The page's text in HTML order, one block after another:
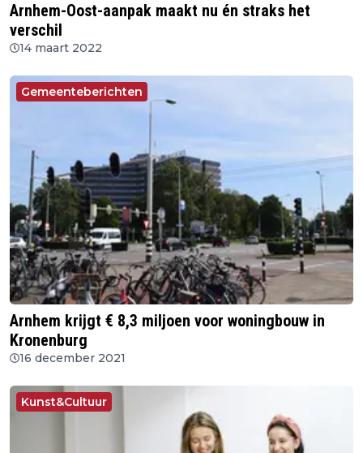
Arnhem-Oost-aanpak maakt nu én straks het
verschil
14 maart 2022
Gemeenteberichten
Arnhem krijgt € 8,3 miljoen voor woningbouw in
Kronenburg
16 december 2021
Kunst&Cultuur